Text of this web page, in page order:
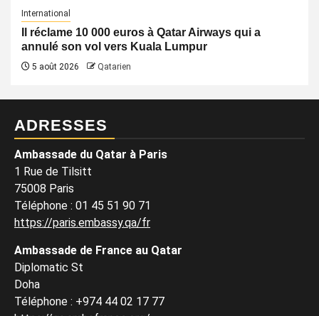
International
Il réclame 10 000 euros à Qatar Airways qui a
annulé son vol vers Kuala Lumpur
5 août 2026 Qatarien
ADRESSES
Ambassade du Qatar à Paris
1 Rue de Tilsitt
75008 Paris
Téléphone : 01 45 51 90 71
https://paris.embassy.qa/fr
Ambassade de France au Qatar
Diplomatic St
Doha
Téléphone : +974 44 02 17 77